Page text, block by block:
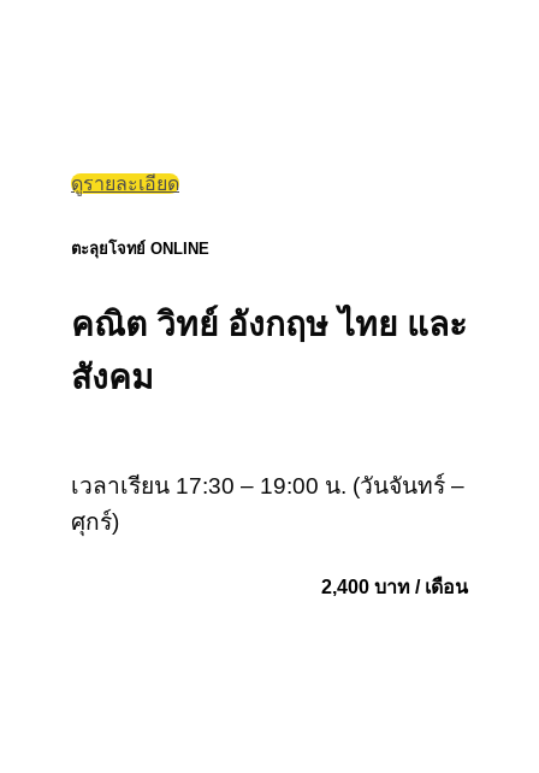
ดูรายละเอียด
ตะลุยโจทย์ ONLINE
คณิต วิทย์ อังกฤษ ไทย และ
สังคม
เวลาเรียน 17:30 – 19:00 น. (วันจันทร์ –
ศุกร์)
2,400 บาท / เดือน